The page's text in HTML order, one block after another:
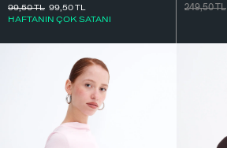
99,50TL
HAFTANIN ÇOK SATANI
99,50TL
249,50TL